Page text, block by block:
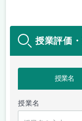
授業評価
授業名
授業名